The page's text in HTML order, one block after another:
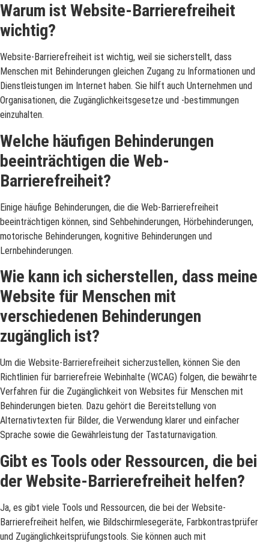
Warum ist Website-Barrierefreiheit
wichtig?
Website-Barrierefreiheit ist wichtig, weil sie sicherstellt, dass
Menschen mit Behinderungen gleichen Zugang zu Informationen und
Dienstleistungen im Internet haben. Sie hilft auch Unternehmen und
Organisationen, die Zugänglichkeitsgesetze und -bestimmungen
einzuhalten.
Welche häufigen Behinderungen
beeinträchtigen die Web-
Barrierefreiheit?
Einige häufige Behinderungen, die die Web-Barrierefreiheit
beeinträchtigen können, sind Sehbehinderungen, Hörbehinderungen,
motorische Behinderungen, kognitive Behinderungen und
Lernbehinderungen.
Wie kann ich sicherstellen, dass meine
Website für Menschen mit
verschiedenen Behinderungen
zugänglich ist?
Um die Website-Barrierefreiheit sicherzustellen, können Sie den
Richtlinien für barrierefreie Webinhalte (WCAG) folgen, die bewährte
Verfahren für die Zugänglichkeit von Websites für Menschen mit
Behinderungen bieten. Dazu gehört die Bereitstellung von
Alternativtexten für Bilder, die Verwendung klarer und einfacher
Sprache sowie die Gewährleistung der Tastaturnavigation.
Gibt es Tools oder Ressourcen, die bei
der Website-Barrierefreiheit helfen?
Ja, es gibt viele Tools und Ressourcen, die bei der Website-
Barrierefreiheit helfen, wie Bildschirmlesegeräte, Farbkontrastprüfer
und Zugänglichkeitsprüfungstools. Sie können auch mit